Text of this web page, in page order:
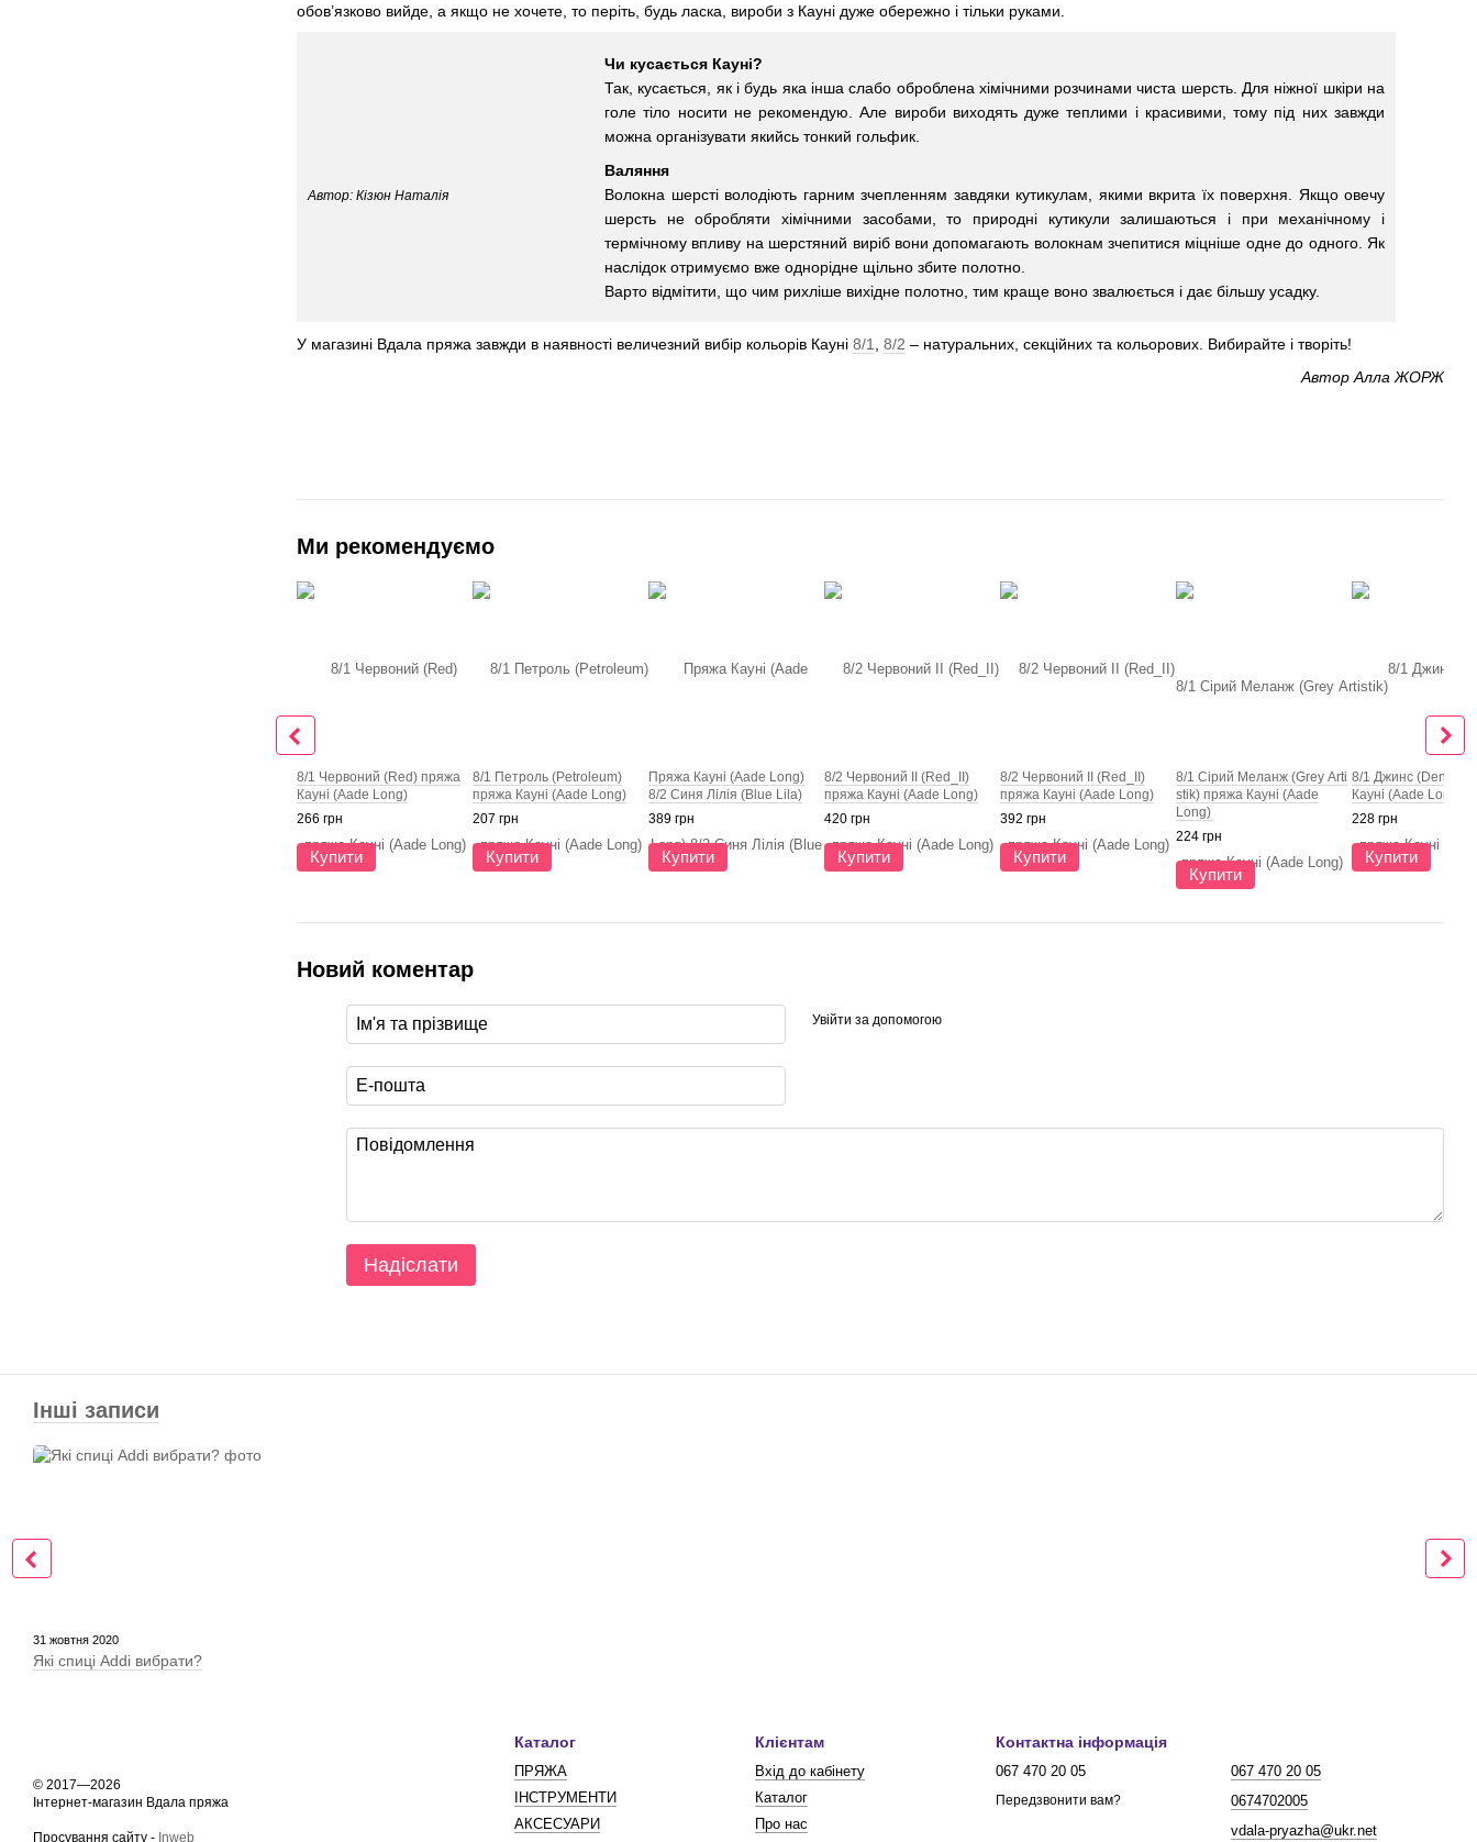
обов’язково вийде, а якщо не хочете, то періть, будь ласка, вироби з Кауні дуже обережно і тільки руками.
Автор: Кізюн Наталія
Чи кусається Кауні?
Так, кусається, як і будь яка інша слабо оброблена хімічними розчинами чиста шерсть. Для ніжної шкіри на
голе тіло носити не рекомендую. Але вироби виходять дуже теплими і красивими, тому під них завжди
можна організувати якийсь тонкий гольфик.
Валяння
Волокна шерсті володіють гарним зчепленням завдяки кутикулам, якими вкрита їх поверхня. Якщо овечу
шерсть не обробляти хімічними засобами, то природні кутикули залишаються і при механічному і
термічному впливу на шерстяний виріб вони допомагають волокнам зчепитися міцніше одне до одного. Як
наслідок отримуємо вже однорідне щільно збите полотно.
Варто відмітити, що чим рихліше вихідне полотно, тим краще воно звалюється і дає більшу усадку.
У магазині Вдала пряжа завжди в наявності величезний вибір кольорів Кауні 8/1 8/2 – натуральних, секційних та кольорових. Вибирайте і творіть!
Автор Алла ЖОРЖ
Ми рекомендуємо
8/1 Червоний (Red) пряжа
Кауні (Aade Long)
266 грн
Купити
8/1 Петроль (Petroleum)
пряжа Кауні (Aade Long)
207 грн
Купити
Пряжа Кауні (Aade Long)
8/2 Синя Лілія (Blue Lila)
389 грн
Купити
8/2 Червоний ІІ (Red_II)
пряжа Кауні (Aade Long)
420 грн
Купити
8/2 Червоний ІІ (Red_II)
пряжа Кауні (Aade Long)
392 грн
Купити
8/1 Сірий Меланж (Grey Arti
stik) пряжа Кауні (Aade
Long)
224 грн
Купити
8/1 Джинс (Denim)
Кауні (Aade Long)
228 грн
Купити
Новий коментар
Увійти за допомогою
Надіслати
Інші записи
31 жовтня 2020
Які спиці Addi вибрати?
© 2017—2026
Інтернет-магазин Вдала пряжа
Просування сайту - Inweb
Каталог
ПРЯЖА
ІНСТРУМЕНТИ
АКСЕСУАРИ
Клієнтам
Вхід до кабінету
Каталог
Про нас
Контактна інформація
067 470 20 05
Передзвонити вам?
067 470 20 05
0674702005
vdala-pryazha@ukr.net